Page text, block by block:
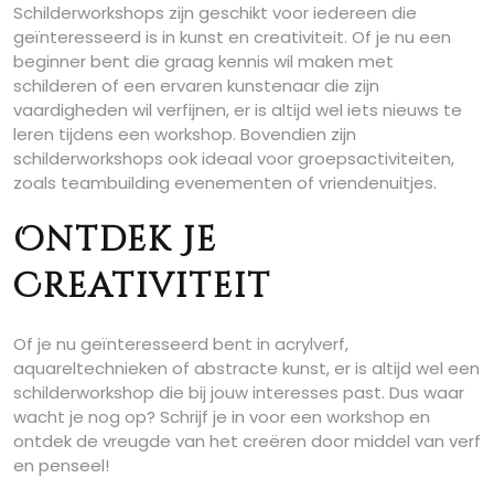
Schilderworkshops zijn geschikt voor iedereen die
geïnteresseerd is in kunst en creativiteit. Of je nu een
beginner bent die graag kennis wil maken met
schilderen of een ervaren kunstenaar die zijn
vaardigheden wil verfijnen, er is altijd wel iets nieuws te
leren tijdens een workshop. Bovendien zijn
schilderworkshops ook ideaal voor groepsactiviteiten,
zoals teambuilding evenementen of vriendenuitjes.
Ontdek Je
Creativiteit
Of je nu geïnteresseerd bent in acrylverf,
aquareltechnieken of abstracte kunst, er is altijd wel een
schilderworkshop die bij jouw interesses past. Dus waar
wacht je nog op? Schrijf je in voor een workshop en
ontdek de vreugde van het creëren door middel van verf
en penseel!